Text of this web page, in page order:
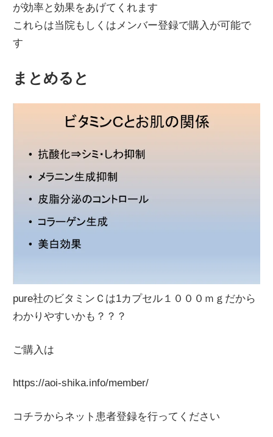
が効率と効果をあげてくれます
これらは当院もしくはメンバー登録で購入が可能で
す
まとめると
pure社のビタミンＣは1カプセル１０００ｍｇだから
わかりやすいかも？？？
ご購入は
https://aoi-shika.info/member/
コチラからネット患者登録を行ってください